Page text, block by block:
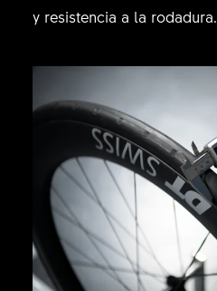
y resistencia a la rodadura.